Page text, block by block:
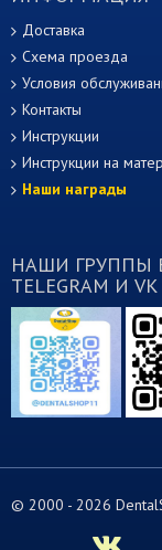
Доставка
Схема проезда
Условия
Контакты
Инструкции
Инструкции на
Наши награды
НАШИ ГРУППЫ
TELEGRAM И VK
© 2000 - 2026